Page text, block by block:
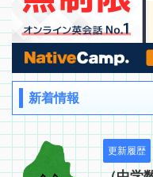
新着情報
更新履歴